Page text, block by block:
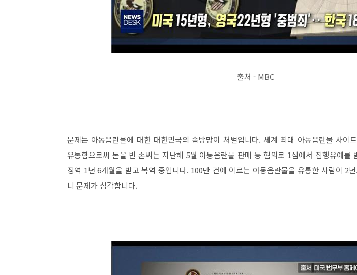
출처 - MBC
문제는 아동음란물에 대한 대한민국의 솜방망이 처벌입니다. 세계 최대 아동음란물 사이
유통함으로써 돈을 번 손씨는 지난해 5월 아동음란물 판매 등 혐의로 1심에서 집행유예를
징역 1년 6개월을 받고 복역 중입니다. 100만 건에 이르는 아동음란물을 유통한 사람이 2
니 문제가 심각합니다.